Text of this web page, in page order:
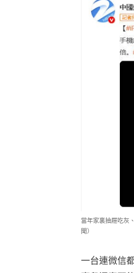
當年家裏抽屜吃灰
聞）
一台連微信